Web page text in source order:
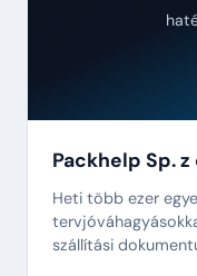
Packhelp Sp. z
Heti több ezer
szállítási